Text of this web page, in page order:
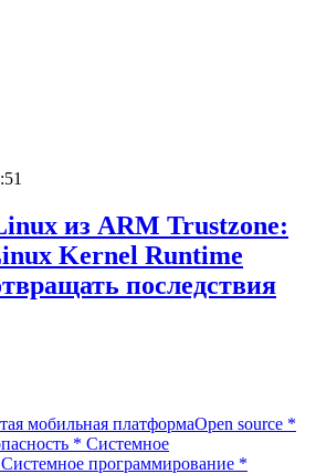
из ARM Trustzone:
Kernel Runtime
последствия
мобильная платформаOpen source *
* Системное
Системное программирование *